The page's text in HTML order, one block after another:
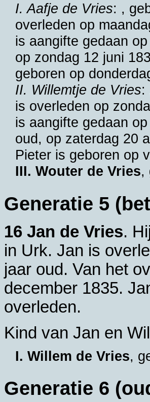
I. Aafje de Vries: ,
overleden op
is aangifte gedaan
op zondag 12 juni
geboren op
II. Willemtje de Vries:
is overleden op
is aangifte gedaan
oud, op zaterdag 20
Pieter is geboren op
III. Wouter de Vries,
Generatie 5
16 Jan de Vries.
in Urk. Jan is
jaar oud. Van het
december 1835.
overleden.
Kind van Jan en
I. Willem de Vries,
Generatie 6